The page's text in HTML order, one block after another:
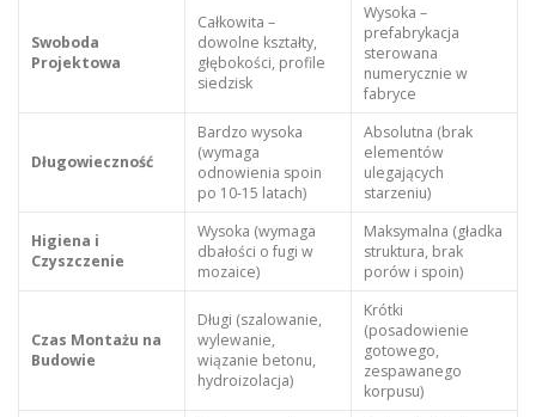
Swoboda
Projektowa
Całkowita –
dowolne kształty,
głębokości, profile
siedzisk
Wysoka –
prefabrykacja
sterowana
numerycznie w
fabryce
Długowieczność
Bardzo wysoka
(wymaga
odnowienia spoin
po 10-15 latach)
Absolutna (brak
elementów
ulegających
starzeniu)
Higiena i
Czyszczenie
Wysoka (wymaga
dbałości o fugi w
mozaice)
Maksymalna (gładka
struktura, brak
porów i spoin)
Czas Montażu na
Budowie
Długi (szalowanie,
wylewanie,
wiązanie betonu,
hydroizolacja)
Krótki
(posadowienie
gotowego,
zespawanego
korpusu)